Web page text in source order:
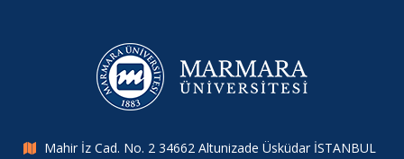
Mahir İz Cad. No. 2 34662 Altunizade Üsküdar İSTANBUL